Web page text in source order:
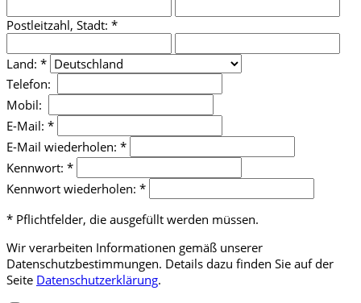
Postleitzahl, Stadt: *
Land: *
Telefon:
Mobil:
E-Mail: *
E-Mail wiederholen: *
Kennwort: *
Kennwort wiederholen: *
* Pflichtfelder, die ausgefüllt werden müssen.
Wir verarbeiten Informationen gemäß unserer
Datenschutzbestimmungen. Details dazu finden Sie auf der
Seite Datenschutzerklärung.